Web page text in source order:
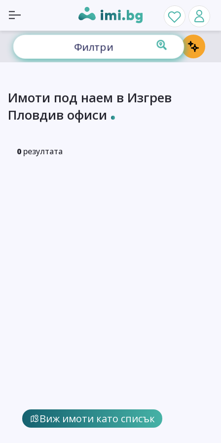
Филтри
Виж имоти като списък
Имоти под наем в Изгрев
Пловдив офиси
0 резултата